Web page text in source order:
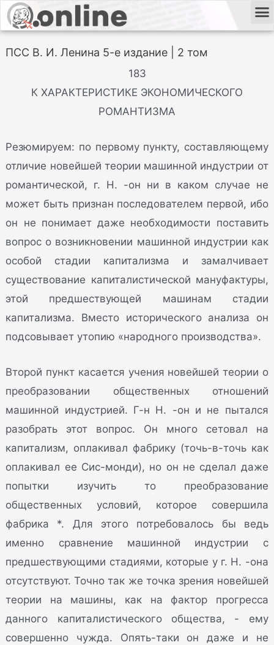
ПСС В. И. Ленина 5-е издание | 2 том
183
К ХАРАКТЕРИСТИКЕ ЭКОНОМИЧЕСКОГО
РОМАНТИЗМА
Резюмируем: по первому пункту, составляющему
отличие новейшей теории машинной индустрии от
романтической, г. Н. -он ни в каком случае не
может быть признан последователем первой, ибо
он не понимает даже необходимости поставить
вопрос о возникновении машинной индустрии как
особой стадии капитализма и замалчивает
существование капиталистической мануфактуры,
этой предшествующей машинам стадии
капитализма. Вместо исторического анализа он
подсовывает утопию «народного производства».
Второй пункт касается учения новейшей теории о
преобразовании общественных отношений
машинной индустрией. Г-н Н. -он и не пытался
разобрать этот вопрос. Он много сетовал на
капитализм, оплакивал фабрику (точь-в-точь как
оплакивал ее Сис-монди), но он не сделал даже
попытки изучить то преобразование
общественных условий, которое совершила
фабрика *. Для этого потребовалось бы ведь
именно сравнение машинной индустрии с
предшествующими стадиями, которые у г. Н. -она
отсутствуют. Точно так же точка зрения новейшей
теории на машины, как на фактор прогресса
данного капиталистического общества, - ему
совершенно чужда. Опять-таки он даже и не